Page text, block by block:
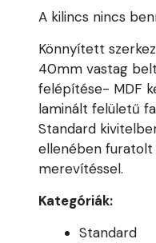
A kilincs nincs
Könnyített
40mm vastag
felépítése- MDF
laminált felületű
Standard
ellenében
merevítéssel.
Kategóriák:
Standard